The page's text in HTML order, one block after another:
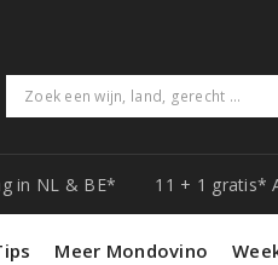
in NL & BE* 11 + 1 gratis*
Meer Mondovino